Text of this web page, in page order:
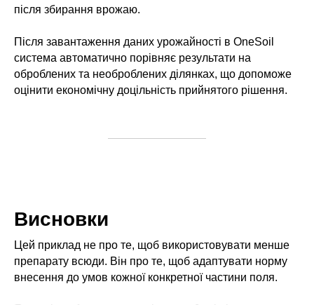
після збирання врожаю.
Після завантаження даних урожайності в OneSoil
система автоматично порівняє результати на
оброблених та необроблених ділянках, що допоможе
оцінити економічну доцільність прийнятого рішення.
Висновки
Цей приклад не про те, щоб використовувати менше
препарату всюди. Він про те, щоб адаптувати норму
внесення до умов кожної конкретної частини поля.